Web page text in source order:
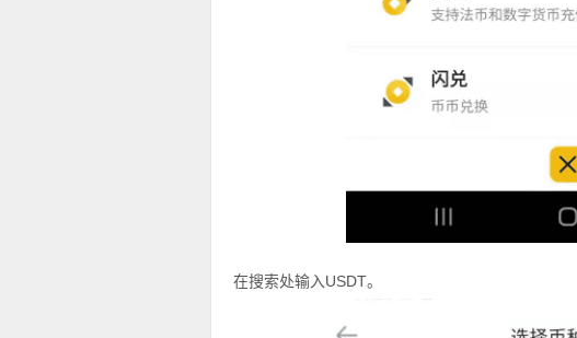
在搜索处输入USDT。